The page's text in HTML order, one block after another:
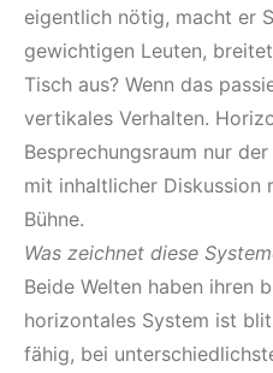
eigentlich nötig, macht er
gewichtigen Leuten,
Tisch aus? Wenn das
vertikales Verhalten.
Besprechungsraum nur
mit inhaltlicher Diskussion
Bühne.
Was zeichnet diese
Beide Welten haben ihren
horizontales System ist
fähig, bei